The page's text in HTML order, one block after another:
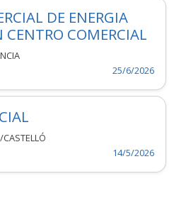
DE ENERGIA
CENTRO COMERCIAL
25/6/2026
14/5/2026